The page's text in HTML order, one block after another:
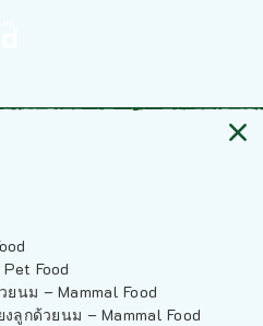
Food
ยนม – Mammal Food
ลูกด้วยนม – Mammal Food